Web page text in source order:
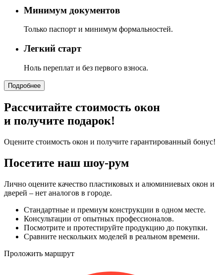
Минимум документов
Только паспорт и минимум формальностей.
Легкий старт
Ноль переплат и без первого взноса.
Подробнее
Рассчитайте стоимость окон
и получите подарок!
Оцените стоимость окон и получите гарантированный бонус!
Посетите наш шоу-рум
Лично оцените качество пластиковых и алюминиевых окон и
дверей – нет аналогов в городе.
Стандартные и премиум конструкции в одном месте.
Консультации от опытных профессионалов.
Посмотрите и протестируйте продукцию до покупки.
Сравните нескольких моделей в реальном времени.
Проложить маршрут